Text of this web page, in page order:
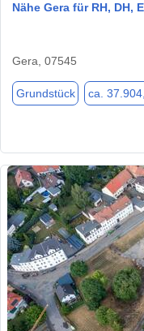
Nähe Gera für RH, DH,
Gera, 07545
Grundstück ca.